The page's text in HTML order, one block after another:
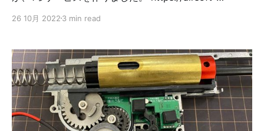
に、よくYouTubeでそのフィールドで撮影されたサバゲ
バラだったり、フィールド名が一般名詞で見つけにくか
ったりしたので、そのあたりを解決するサービスがほし
いなーということで、今回作りました。 合わせて、2つ
チャレンジをしました。 1. 最近までミノ駆動本を読んで
いたこともあり、DDDを実践したいなということで、そ
れっぽいこともやってみました 2. サーバーサイドJSに
26 10月 2022 3 min read